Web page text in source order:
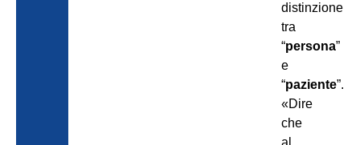
distinzione
tra
“persona”
e
“paziente”.
«Dire
che